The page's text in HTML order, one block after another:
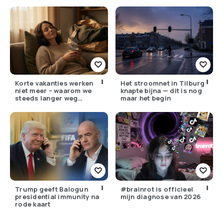
Korte vakanties werken
niet meer – waarom we
steeds langer weg
Het stroomnet in Tilburg
knapte bijna — dit is nog
maar het begin
Trump geeft Balogun
presidential immunity na
rode kaart
#brainrot is officieel
mijn diagnose van 2026